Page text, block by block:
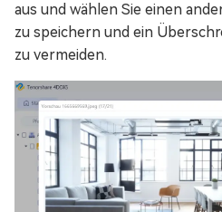
aus und wählen Sie einen
zu speichern und ein
zu vermeiden.